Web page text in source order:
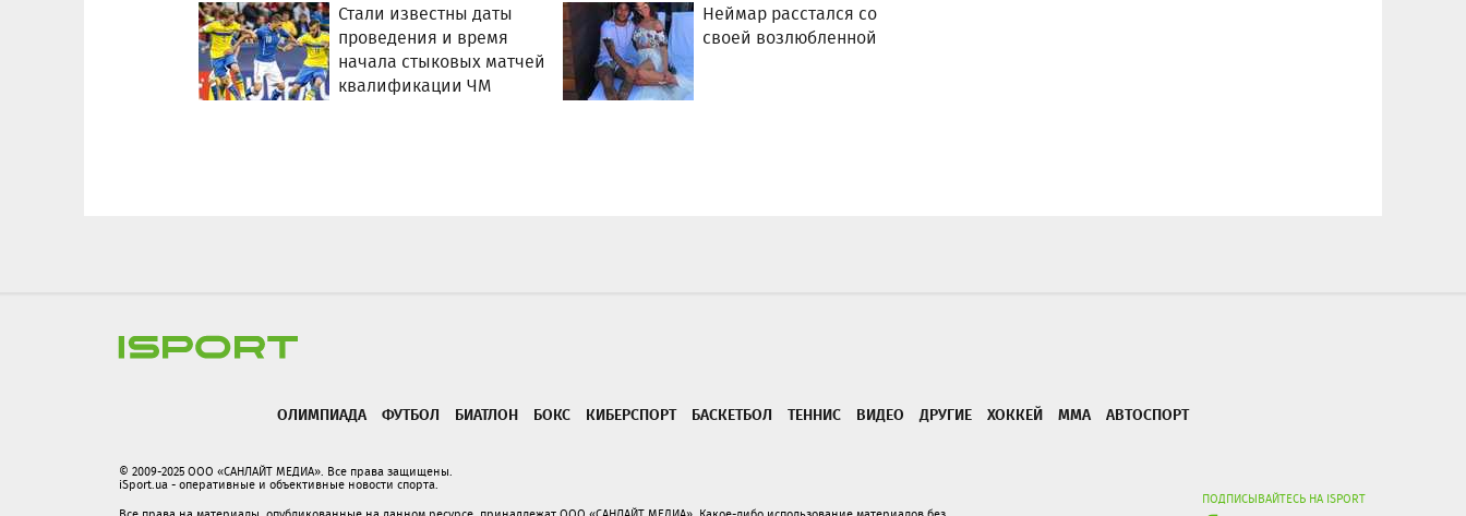
Стали известны даты
проведения и время
начала стыковых матчей
квалификации ЧМ
Неймар расстался со
своей возлюбленной
ОЛИМПИАДА ФУТБОЛ БИАТЛОН БОКС КИБЕРСПОРТ БАСКЕТБОЛ ТЕННИС ВИДЕО ДРУГИЕ ХОККЕЙ ММА АВТОСПОРТ
ПОДПИСЫВАЙТЕСЬ НА ISPORT
© 2009-2025 ООО «САНЛАЙТ МЕДИА». Все права защищены.
iSport.ua - оперативные и объективные новости спорта.